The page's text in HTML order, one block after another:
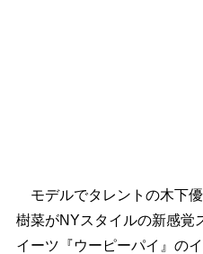
モデルでタレントの木下優
樹菜がNYスタイルの新感覚
イーツ『ウーピーパイ』のイ